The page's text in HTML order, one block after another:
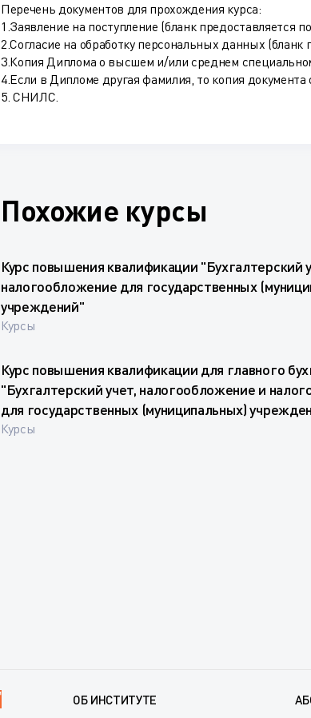
Перечень документов для прохождения курса:
1.Заявление на поступление (бланк предоставляется
2.Согласие на обработку персональных данных (бланк
3.Копия Диплома о высшем и/или среднем
4.Если в Дипломе другая фамилия, то копия
5. СНИЛС.
Похожие курсы
Курс повышения квалификации "Бухгалтерский
налогообложение для государственных
учреждений"
Курсы
Курс повышения квалификации для главного
"Бухгалтерский учет, налогообложение и
для государственных (муниципальных)
Курсы
ОБ ИНСТИТУТЕ